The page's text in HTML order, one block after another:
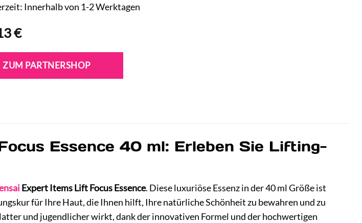
€
Innerhalb von 1-2 Werktagen
ZUM PARTNERSHOP
Essence 40 ml: Erleben Sie Lifting-
Expert Items Lift Focus Essence. Diese luxuriöse Essenz in der 40 ml Größe ist
für Ihre Haut, die Ihnen hilft, Ihre natürliche Schönheit zu bewahren und zu
und jugendlicher wirkt, dank der innovativen Formel und der hochwertigen